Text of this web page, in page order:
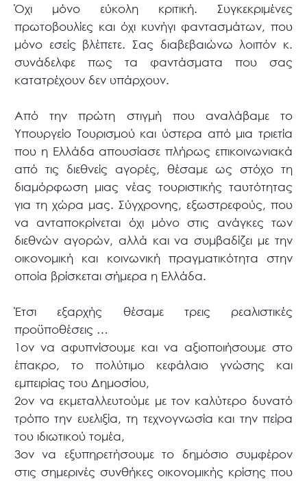
Όχι μόνο εύκολη κριτική. Συγκεκριμένες
πρωτοβουλίες και όχι κυνήγι φαντασμάτων, που
μόνο εσείς βλέπετε. Σας διαβεβαιώνω λοιπόν κ.
συνάδελφε πως τα φαντάσματα που σας
κατατρέχουν δεν υπάρχουν.
Από την πρώτη στιγμή που αναλάβαμε το
Υπουργείο Τουρισμού και ύστερα από μια τριετία
που η Ελλάδα απουσίασε πλήρως επικοινωνιακά
από τις διεθνείς αγορές, θέσαμε ως στόχο τη
διαμόρφωση μιας νέας τουριστικής ταυτότητας
για τη χώρα μας. Σύγχρονης, εξωστρεφούς, που
να ανταποκρίνεται όχι μόνο στις ανάγκες των
διεθνών αγορών, αλλά και να συμβαδίζει με την
οικονομική και κοινωνική πραγματικότητα στην
οποία βρίσκεται σήμερα η Ελλάδα.
Έτσι εξαρχής θέσαμε τρεις ρεαλιστικές
προϋποθέσεις …
1ον να αφυπνίσουμε και να αξιοποιήσουμε στο
έπακρο, το πολύτιμο κεφάλαιο γνώσης και
εμπειρίας του Δημοσίου,
2ον να εκμεταλλευτούμε με τον καλύτερο δυνατό
τρόπο την ευελιξία, τη τεχνογνωσία και την πείρα
του ιδιωτικού τομέα,
3ον να εξυπηρετήσουμε το δημόσιο συμφέρον
στις σημερινές συνθήκες οικονομικής κρίσης που